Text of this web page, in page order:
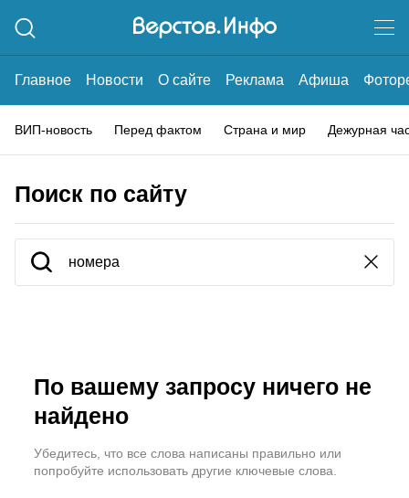
Главное Новости О сайте Реклама Афиша
ВИП-новость Перед фактом Страна и мир Дежурная
Поиск по сайту
По вашему запросу ничего не
найдено
Убедитесь, что все слова написаны правильно или
попробуйте использовать другие ключевые слова.